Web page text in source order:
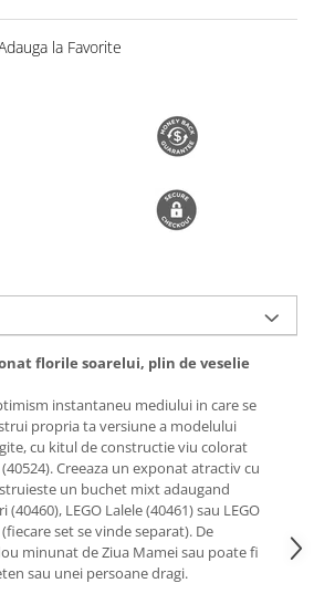
la Favorite
florile soarelui, plin de veselie
instantaneu mediului in care se
propria ta versiune a modelului
cu kitul de constructie viu colorat
Creeaza un exponat atractiv cu
un buchet mixt adaugand
LEGO Lalele (40461) sau LEGO
set se vinde separat). De
minunat de Ziua Mamei sau poate fi
sau unei persoane dragi.